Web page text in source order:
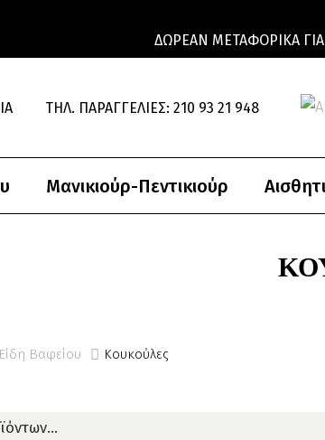
ΔΩΡΕΆΝ ΜΕΤΑΦΟΡΙΚΆ
ΤΗΛ. ΠΑΡΑΓΓΕΛΊΕΣ: 210 93 21 948
Μανικιούρ-Πεντικιούρ
Είδη Βαφείου Κουκούλες